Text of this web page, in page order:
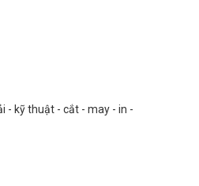
- kỹ thuật - cắt - may - in -